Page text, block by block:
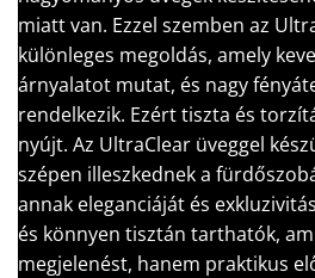
miatt van. Ezzel szemben az
különleges megoldás, amely
árnyalatot mutat, és nagy
rendelkezik. Ezért tiszta és
nyújt. Az UltraClear üveggel
szépen illeszkednek a
annak eleganciáját és
és könnyen tisztán tarthatók,
megjelenést, hanem praktikus